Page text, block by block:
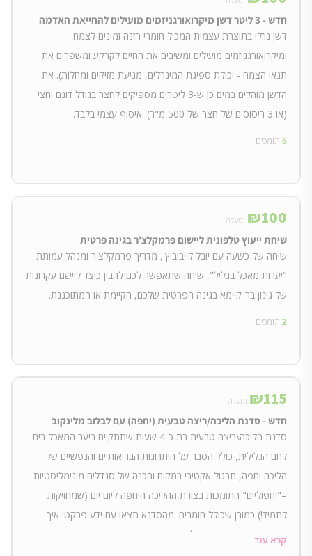
חדש - 3 ליטר דשן מיקרואורגניזמים מועילים להחייאת האדמה
דשן נוזלי בתוצרת עצמית המכיל חומרי הזנה זמינים לצמח
ומיקרואורגניזמים מועילים ומשיבים את החיים לקרקע ומשפרים את
תנאי הצמח - יכולת ספיגת המינרלים, מניעת מזיקים ומחלות). את
הדשן מוהלים במים כן ש-3 ליטרים מספיקים לחצר בגודל דונם וחצי
(או 3 ריסוסים של חצר של 500 מ"ר). איסוף עצמי בלבד.
6 תומכים
₪100 ומעלה
שיחת ייעוץ טלפונית ליישום פרמקלצ'ר בגינה פרטית
שיחה של כשעה עם יובל לייבוביץ', מדריך פרמקלצ'ר ומנהל עמותת
"יערות מאכל בגליל", שיחה שתאפשר לכם להבין כיצד ליישם עקרונות
של גינון בר-קיימא בגינה הפרטית שלכם, הקיימת או המתוכננת.
2 תומכים
₪115 ומעלה
חדש - סדנת הליכה/ריצה טבעית (יחפה) עם לבלוב מלינקוב
סדנת הליכה\ריצה טבעית בת כ-4 שעות שתתקיים ביער המאכל בית
לחם הגלילית, כולל הסבר על היתרונות הבריאותיים והנפשיים של
הליכה יחפה, תרגול אקטיבי במקום והכנה של סנדלים מינימליסטיות
–"יחפוליים" התומכות בצורת ההליכה היחפה ליום יום (שמחזיקות
לתמיד!) כמובן שכולל חומרים. מהסדנא תצאו עם ידע פרקטי איך
לעשות זאת בעצמכם מכל חומר שנראה לכם עם יותר ביטחון עצמי
קרא עוד